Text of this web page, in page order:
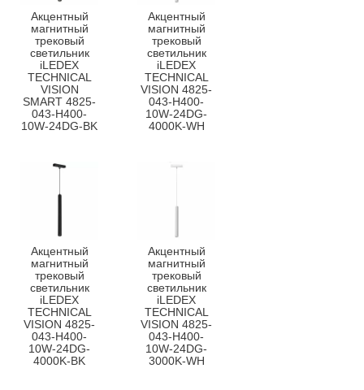
Акцентный
магнитный
трековый
светильник
iLEDEX
TECHNICAL
VISION
SMART 4825-
043-H400-
10W-24DG-BK
Акцентный
магнитный
трековый
светильник
iLEDEX
TECHNICAL
VISION 4825-
043-H400-
10W-24DG-
4000K-WH
Акцентный
магнитный
трековый
светильник
iLEDEX
TECHNICAL
VISION 4825-
043-H400-
10W-24DG-
4000K-BK
Акцентный
магнитный
трековый
светильник
iLEDEX
TECHNICAL
VISION 4825-
043-H400-
10W-24DG-
3000K-WH